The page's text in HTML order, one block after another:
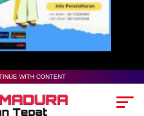
WITH CONTENT